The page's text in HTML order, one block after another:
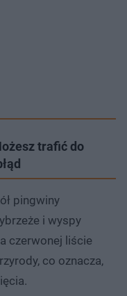
trafić do
pingwiny
i wyspy
czerwonej liście
co oznacza,